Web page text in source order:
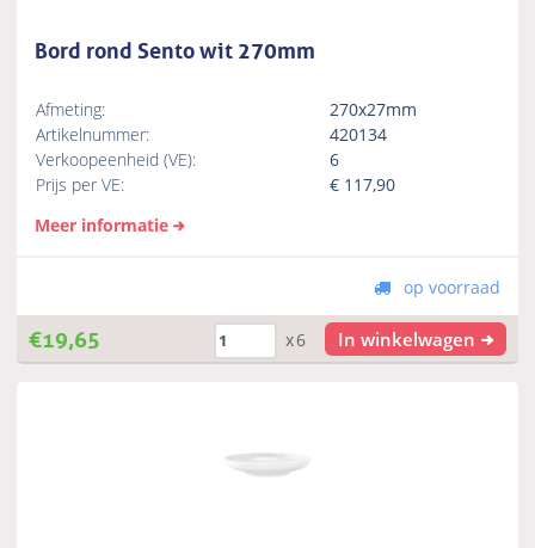
Bord rond Sento wit 270mm
Afmeting:
270x27mm
Artikelnummer:
420134
Verkoopeenheid (VE):
6
Prijs per VE:
€ 117,90
Meer informatie
op voorraad
€19,65 x6 In winkelwagen